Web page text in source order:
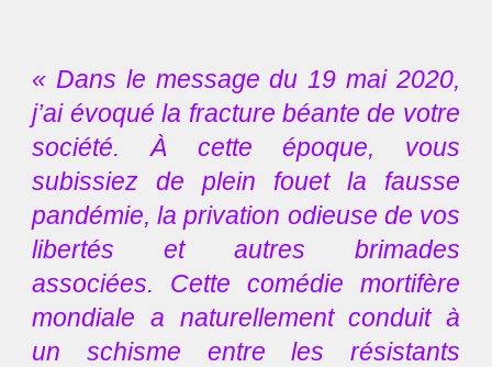
« Dans le message du 19 mai 2020,
j’ai évoqué la fracture béante de votre
société. À cette époque, vous
subissiez de plein fouet la fausse
pandémie, la privation odieuse de vos
libertés et autres brimades
associées. Cette comédie mortifère
mondiale a naturellement conduit à
un schisme entre les résistants